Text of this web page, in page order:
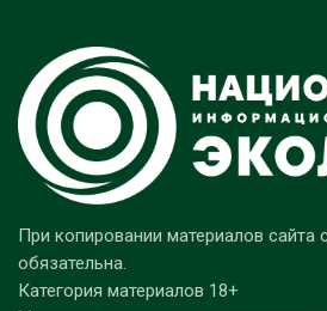
При копировании материалов сайта
обязательна.
Категория материалов 18+